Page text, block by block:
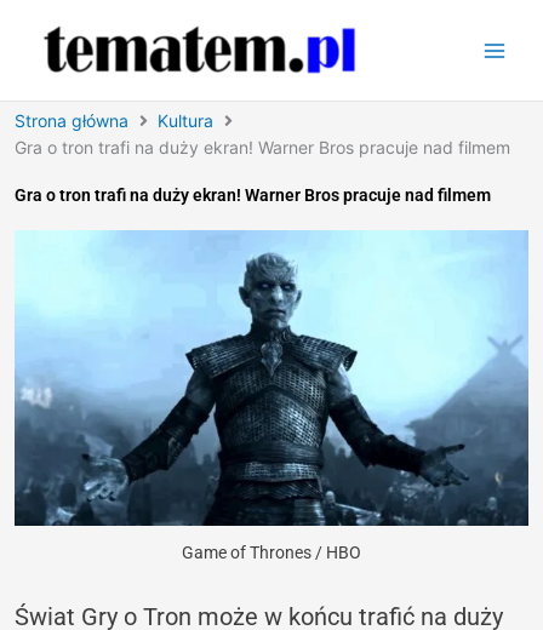
Strona główna
Kultura
Gra o tron trafi na duży ekran! Warner Bros pracuje nad filmem
Gra o tron trafi na duży ekran! Warner Bros pracuje nad filmem
Game of Thrones / HBO
Świat Gry o Tron może w końcu trafić na duży